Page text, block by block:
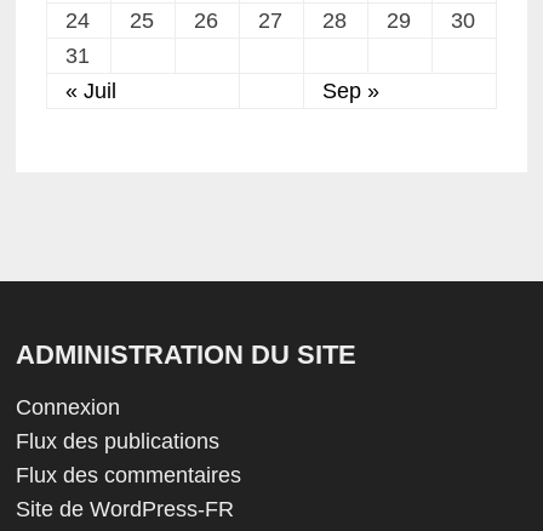
24
25 26 27 28 29
30
31
« Juil
Sep »
ADMINISTRATION DU SITE
Connexion
Flux des publications
Flux des commentaires
Site de WordPress-FR